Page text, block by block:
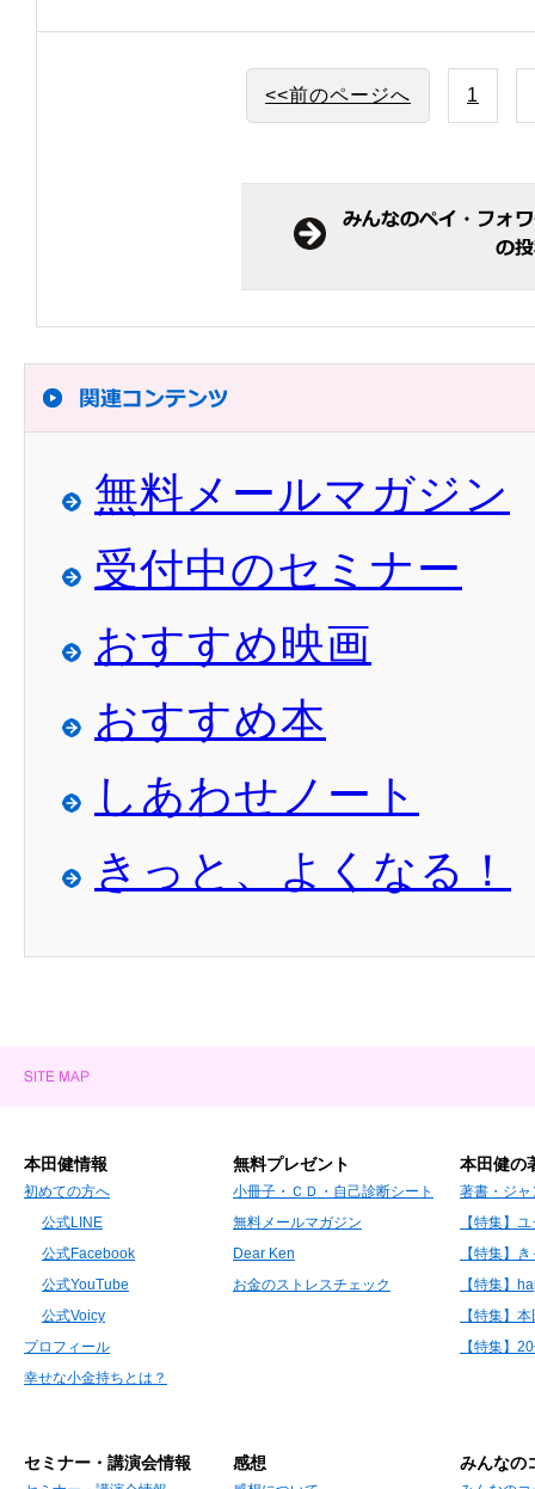
<<前のページへ 1
無料メールマガジン
受付中のセミナー
おすすめ映画
おすすめ本
しあわせノート
きっと、よくなる！
本田健情報
初めての方へ
公式LINE
公式Facebook
公式YouTube
公式Voicy
プロフィール
幸せな小金持ちとは？
無料プレゼント
小冊子・ＣＤ・自己診断シート
無料メールマガジン
Dear Ken
お金のストレスチェック
本田健の
著書・ジャ
【特集】
【特集】
【特集】
【特集】
【特集】
セミナー・講演会情報 感想 みんなの